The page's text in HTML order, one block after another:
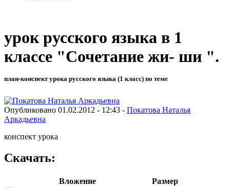
урок русского языка в 1
классе "Сочетание жи- ши ".
план-конспект урока русского языка (1 класс) по теме
Опубликовано 01.02.2012 - 12:43 - Покатова Наталья
Аркадьевна
конспект урока
Скачать:
Вложение
Размер